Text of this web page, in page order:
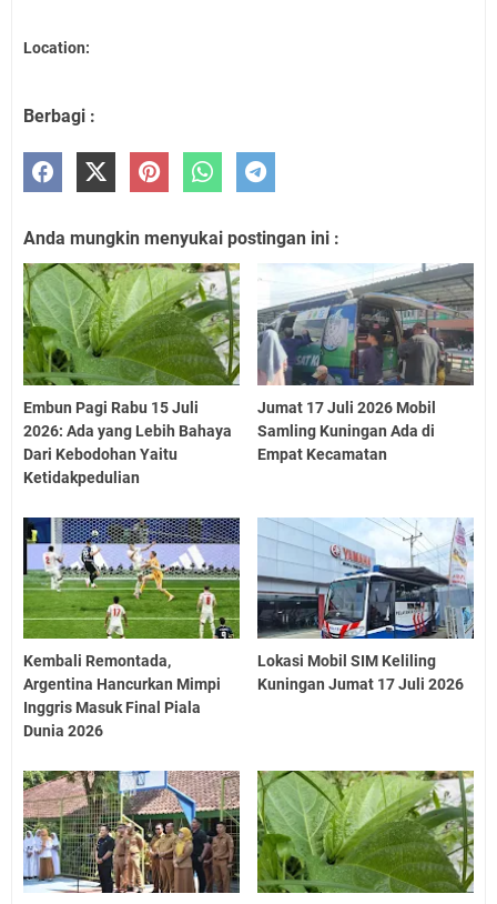
Location:
Berbagi :
Anda mungkin menyukai postingan ini :
Embun Pagi Rabu 15 Juli
2026: Ada yang Lebih Bahaya
Dari Kebodohan Yaitu
Ketidakpedulian
Jumat 17 Juli 2026 Mobil
Samling Kuningan Ada di
Empat Kecamatan
Kembali Remontada,
Argentina Hancurkan Mimpi
Inggris Masuk Final Piala
Dunia 2026
Lokasi Mobil SIM Keliling
Kuningan Jumat 17 Juli 2026